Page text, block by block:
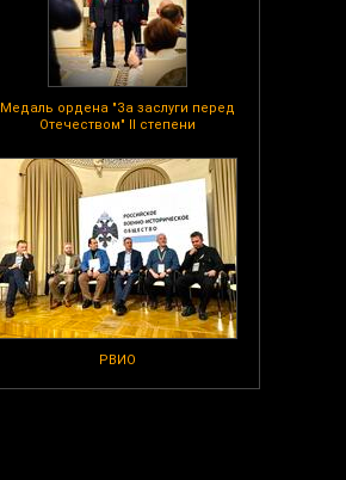
Медаль ордена "За заслуги перед
Отечеством" II степени
РВИО